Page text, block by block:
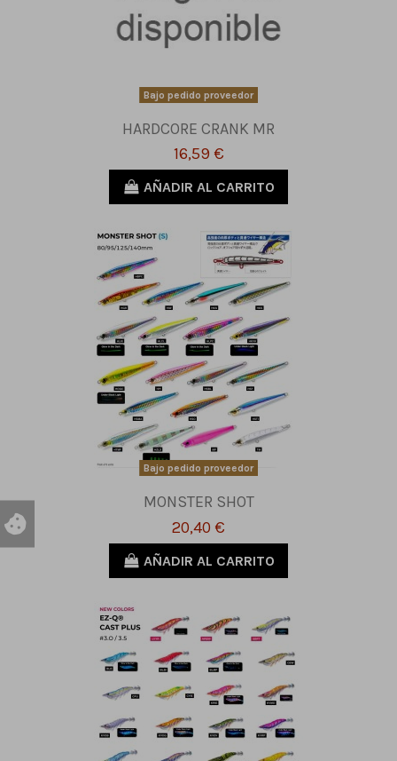
Bajo pedido proveedor
HARDCORE CRANK MR
16,59 €
AÑADIR AL CARRITO
Bajo pedido proveedor
MONSTER SHOT
20,40 €
AÑADIR AL CARRITO